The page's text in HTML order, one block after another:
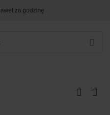
za godzinę